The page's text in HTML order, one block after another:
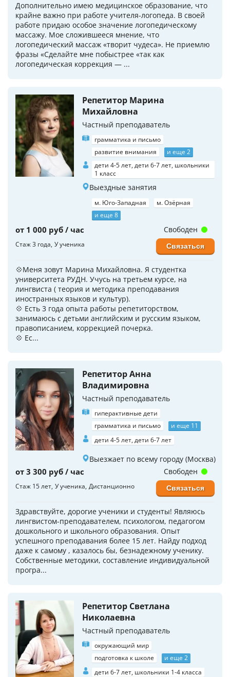
Дополнительно имею медицинское образование, что
крайне важно при работе учителя-логопеда. В своей
работе придаю особое значение логопедическому
массажу. Мое сложившееся мнение, что
логопедический массаж «творит чудеса». Не приемлю
фразы «Сделайте мне побыстрее «так как
логопедическая коррекция — ...
Репетитор Марина
Михайловна
Частный преподаватель
грамматика и письмо
развитие внимания
и еще 2
дети 4-5 лет, дети 6-7 лет, школьники
1 класс
Выездные занятия
м. Юго-Западная
м. Озёрная
и еще 8
от 1 000 руб / час
Стаж 3 года У ученика
💠Меня зовут Марина Михайловна. Я студентка
университета РУДН. Учусь на третьем курсе, на
лингвиста ( теория и методика преподавания
иностранных языков и культур).
💠 Есть 3 года опыта работы репетиторством,
занимаюсь с детьми английским и русским языком,
правописанием, коррекцией почерка.
💠 Ес...
Свободен
Связаться
Репетитор Анна
Владимировна
Частный преподаватель
гиперактивные дети
грамматика и письмо
и еще 11
дети 4-5 лет, дети 6-7 лет
Выезжает по всему городу (Москва)
от 3 300 руб / час
Стаж 15 лет У ученика Дистанционно
Здравствуйте, дорогие ученики и студенты! Являюсь
лингвистом-преподавателем, психологом, педагогом
дошкольного и школьного образования. Опыт
успешного преподавания более 15 лет. Найду подход
даже к самому , казалось бы, безнадежному ученику.
Собственные методики, составление индивидуальной
програ...
Свободен
Связаться
Репетитор Светлана
Николаевна
Частный преподаватель
окружающий мир
подготовка к школе
и еще 2
дети 6-7 лет, школьники 1-4 класса